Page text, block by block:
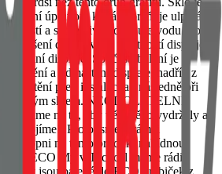
úpravou, která zabraňuje ulpívání
se čistí a spolehlivě odpuzuje vodu. Po
zhoršení dotykových vlastností displeje
podání displeje. Součástí balení je
vyčistění a odmaštění displeje, hadřík z
vyleštění před instalací a i následně při
sklem. NEODOLATELNĚ
dbáme na to, aby věci něco vydržely a
si stojíme! Proto jsme v rámci
schopni na tento produkt nabídnout
BE ECO My v Tactical máme rádi
jsou balené do ECO krabiček z